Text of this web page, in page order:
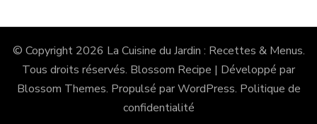
© Copyright 2026 La Cuisine du Jardin : Recettes & Menus.
Tous droits réservés. Blossom Recipe | Développé par
Blossom Themes. Propulsé parWordPress. Politique de
confidentialité